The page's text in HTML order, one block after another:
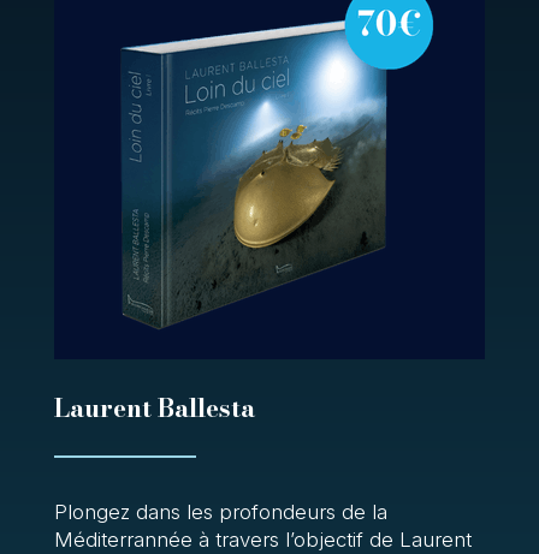
Laurent Ballesta
Plongez dans les profondeurs de la
Méditerrannée à travers l’objectif de Laurent